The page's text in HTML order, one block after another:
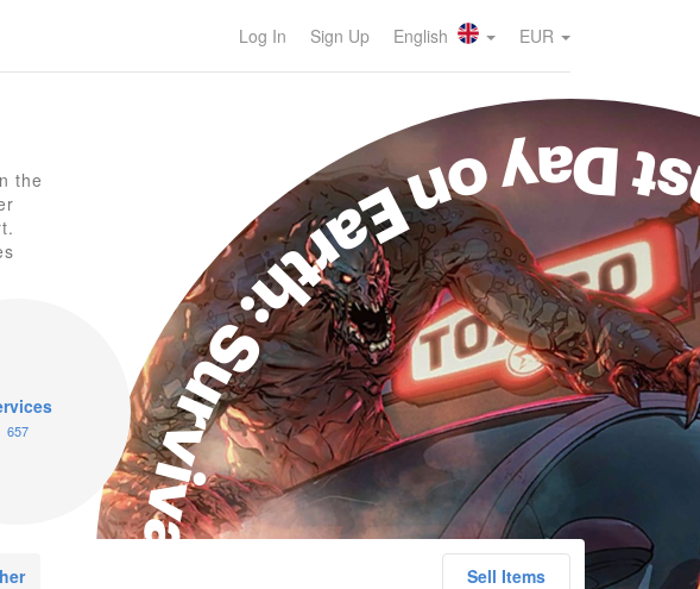
Log In Sign Up English EUR
the
Last Day on Earth:
657
Sell Items